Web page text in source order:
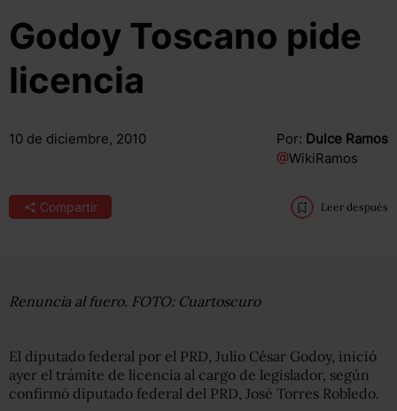
Godoy Toscano pide
licencia
10 de diciembre, 2010 Por: Dulce Ramos
@WikiRamos
Compartir Leer después
Renuncia al fuero. FOTO: Cuartoscuro
El diputado federal por el PRD, Julio César Godoy, inició
ayer el trámite de licencia al cargo de legislador, según
confirmó diputado federal del PRD, José Torres Robledo.